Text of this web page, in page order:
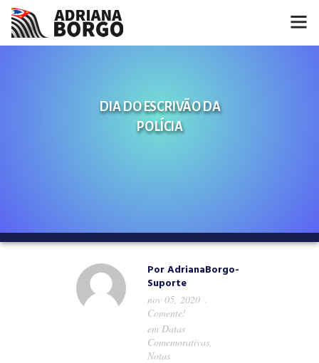
DIA DO ESCRIVÃO DA
POLÍCIA
PorAdrianaBorgo-
Suporte
nov 05, 2020
Comente!
em Datas
Comemorativas,
Notas